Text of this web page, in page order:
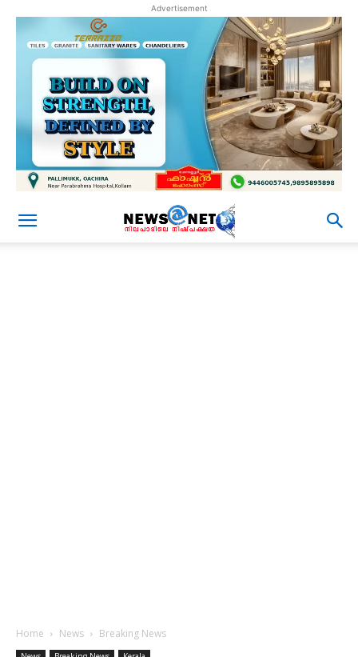
Advertisement
Home News Breaking News